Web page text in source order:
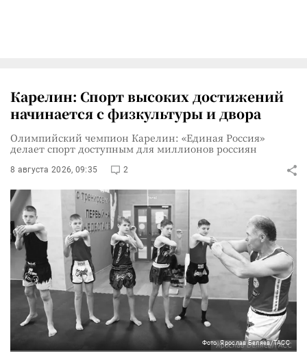
Карелин: Спорт высоких достижений
начинается с физкультуры и двора
Олимпийский чемпион Карелин: «Единая Россия»
делает спорт доступным для миллионов россиян
8 августа 2026, 09:35 2
Фото: Ярослав Беляев/ТАСС